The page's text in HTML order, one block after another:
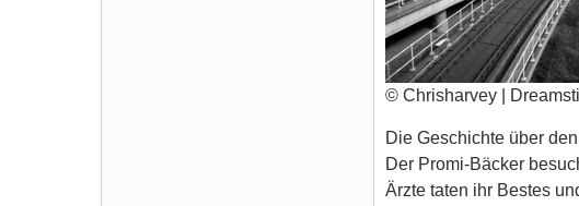
© Chrisharvey |
Die Geschichte über
Der Promi-Bäcker
Ärzte taten ihr Bestes